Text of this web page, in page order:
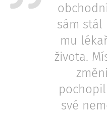
sám stál
mu
života.
své